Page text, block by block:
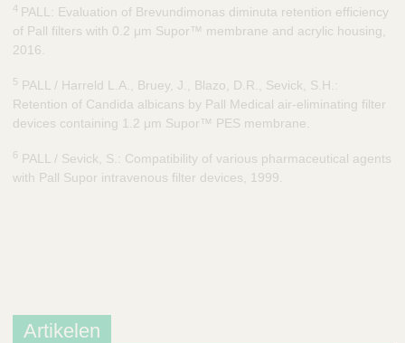
4 PALL: Evaluation of Brevundimonas diminuta retention efficiency
of Pall filters with 0.2 μm Supor™ membrane and acrylic housing,
2016.
5 PALL / Harreld L.A., Bruey, J., Blazo, D.R., Sevick, S.H.:
Retention of Candida albicans by Pall Medical air-eliminating filter
devices containing 1.2 μm Supor™ PES membrane.
6 PALL / Sevick, S.: Compatibility of various pharmaceutical agents
with Pall Supor intravenous filter devices, 1999.
Artikelen